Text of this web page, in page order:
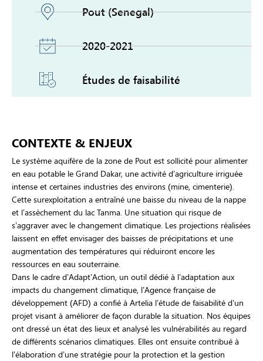
Pout (Senegal)
2020-2021
Études de faisabilité
CONTEXTE & ENJEUX
Le système aquifère de la zone de Pout est sollicité pour alimenter
en eau potable le Grand Dakar, une activité d’agriculture irriguée
intense et certaines industries des environs (mine, cimenterie).
Cette surexploitation a entraîné une baisse du niveau de la nappe
et l’assèchement du lac Tanma. Une situation qui risque de
s’aggraver avec le changement climatique. Les projections réalisées
laissent en effet envisager des baisses de précipitations et une
augmentation des températures qui réduiront encore les
ressources en eau souterraine.
Dans le cadre d’Adapt’Action, un outil dédié à l’adaptation aux
impacts du changement climatique, l’Agence française de
développement (AFD) a confié à Artelia l’étude de faisabilité d’un
projet visant à améliorer de façon durable la situation. Nos équipes
ont dressé un état des lieux et analysé les vulnérabilités au regard
de différents scénarios climatiques. Elles ont ensuite contribué à
l’élaboration d’une stratégie pour la protection et la gestion